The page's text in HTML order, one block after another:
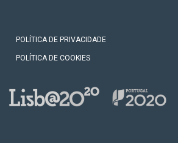
2018
Portuguesa (Escola do Porto).
Mestre em Direito e Gestão pela
POLÍTICA DE PRIVACIDADE
POLÍTICA DE COOKIES